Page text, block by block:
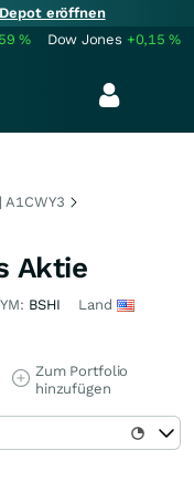
eröffnen
% Dow Jones +0,15%
Aktie
BSHI Land
Zum Portfolio
hinzufügen